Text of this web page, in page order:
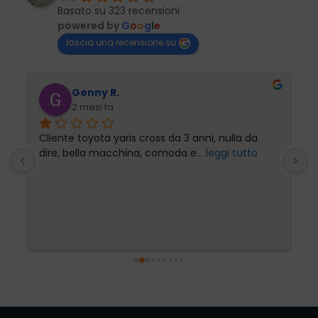
Basato su 323 recensioni
powered by Google
lascia una recensione su
Genny R.
2 mesi fa
Cliente toyota yaris cross da 3 anni, nulla da
dire, bella macchina, comoda e... leggi tutto